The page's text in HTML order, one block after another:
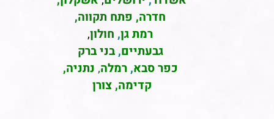
חדרה, פתח תקווה,
רמת גן, חולון,
גבעתיים,בני ברק
כפר סבא,רמלה, נתניה,
קדימה, צורן